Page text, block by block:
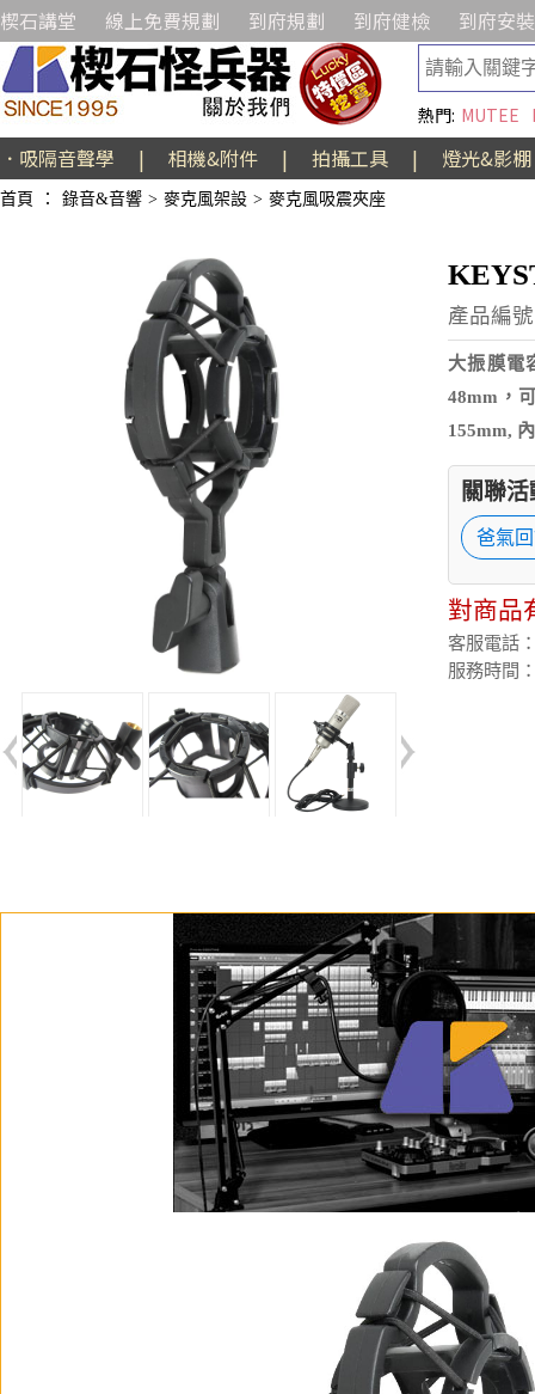
楔石講堂 線上免費規劃 到府規劃 到府健檢 到府安裝
熱門: MUTEE
．吸隔音聲學 | 相機&附件 | 拍攝工具 | 燈光&影棚
首頁 ： 錄音&音響 > 麥克風架設 > 麥克風吸震夾座
產品編
大振膜電
48mm，
155mm,
關聯
爸氣
對商品
客服電話
服務時間